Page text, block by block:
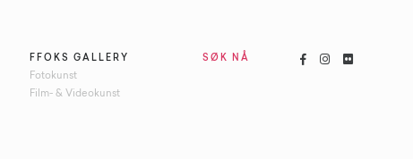
FFOKS GALLERY
Fotokunst
Film- & Videokunst
SØK NÅ   